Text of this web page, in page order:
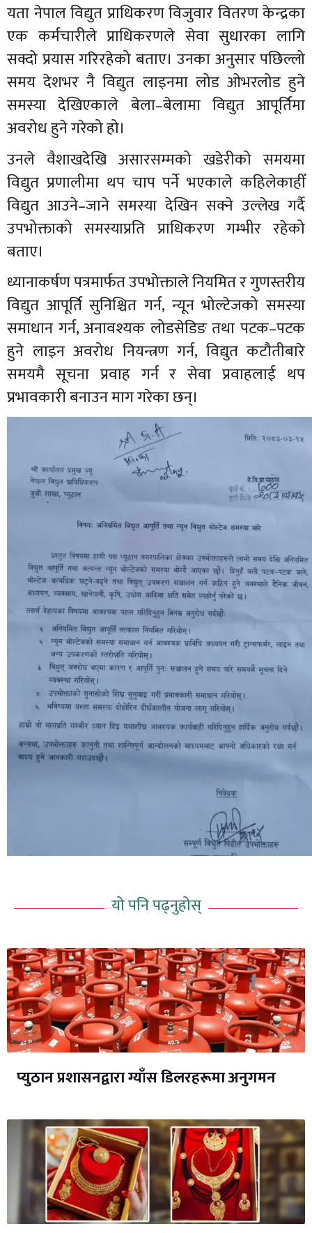
यता नेपाल विद्युत प्राधिकरण विजुवार वितरण केन्द्रका
एक कर्मचारीले प्राधिकरणले सेवा सुधारका लागि
सक्दो प्रयास गरिरहेको बताए। उनका अनुसार पछिल्लो
समय देशभर नै विद्युत लाइनमा लोड ओभरलोड हुने
समस्या देखिएकाले बेला–बेलामा विद्युत आपूर्तिमा
अवरोध हुने गरेको हो।
उनले वैशाखदेखि असारसम्मको खडेरीको समयमा
विद्युत प्रणालीमा थप चाप पर्ने भएकाले कहिलेकाहीँ
विद्युत आउने–जाने समस्या देखिन सक्ने उल्लेख गर्दै
उपभोक्ताको समस्याप्रति प्राधिकरण गम्भीर रहेको
बताए।
ध्यानाकर्षण पत्रमार्फत उपभोक्ताले नियमित र गुणस्तरीय
विद्युत आपूर्ति सुनिश्चित गर्न, न्यून भोल्टेजको समस्या
समाधान गर्न, अनावश्यक लोडसेडिङ तथा पटक–पटक
हुने लाइन अवरोध नियन्त्रण गर्न, विद्युत कटौतीबारे
समयमै सूचना प्रवाह गर्न र सेवा प्रवाहलाई थप
प्रभावकारी बनाउन माग गरेका छन्।
यो पनि पढ्नुहोस्
प्युठान प्रशासनद्वारा ग्याँस डिलरहरूमा अनुगमन